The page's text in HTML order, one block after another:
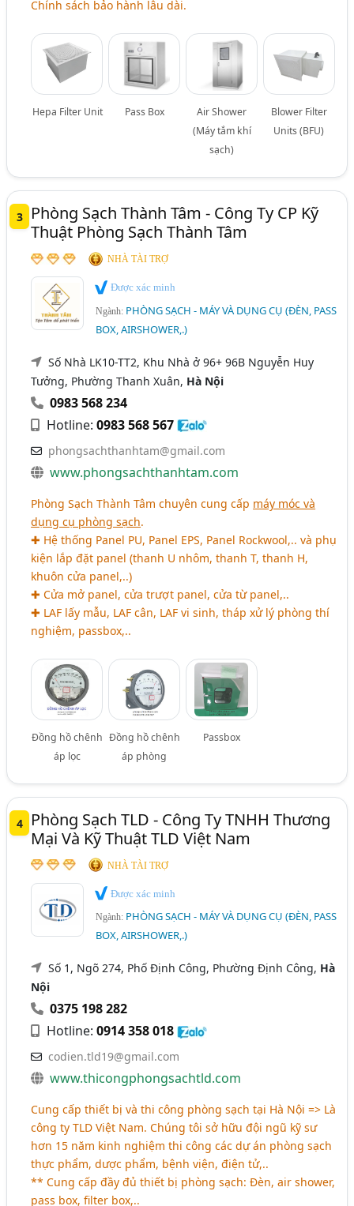
Chính sách bảo hành lâu dài.
Hepa Filter Unit Pass Box
Air Shower
(Máy tắm khí
sạch)
Blower Filter
Units (BFU)
3
Phòng Sạch Thành Tâm - Công Ty CP Kỹ
Thuật Phòng Sạch Thành Tâm
NHÀ TÀI TRỢ
Được xác minh
Ngành: PHÒNG SẠCH - MÁY VÀ DỤNG CỤ (ĐÈN, PASS
BOX, AIRSHOWER,.)
Số Nhà LK10-TT2, Khu Nhà ở 96+ 96B Nguyễn Huy
Tưởng, Phường Thanh Xuân, Hà Nội
0983 568 234
Hotline:0983 568 567
phongsachthanhtam@gmail.com
www.phongsachthanhtam.com
Phòng Sạch Thành Tâm chuyên cung cấp máy móc và
dụng cụ phòng sạch.
✚ Hệ thống Panel PU, Panel EPS, Panel Rockwool,.. và phụ
kiện lắp đặt panel (thanh U nhôm, thanh T, thanh H,
khuôn cửa panel,..)
✚ Cửa mở panel, cửa trượt panel, cửa từ panel,..
✚ LAF lấy mẫu, LAF cân, LAF vi sinh, tháp xử lý phòng thí
nghiệm, passbox,..
Đồng hồ chênh
áp lọc
Đồng hồ chênh
áp phòng
Passbox
4
Phòng Sạch TLD - Công Ty TNHH Thương
Mại Và Kỹ Thuật TLD Việt Nam
NHÀ TÀI TRỢ
Được xác minh
Ngành: PHÒNG SẠCH - MÁY VÀ DỤNG CỤ (ĐÈN, PASS
BOX, AIRSHOWER,.)
Số 1, Ngõ 274, Phố Định Công, Phường Định Công, Hà
Nội
0375 198 282
Hotline:0914 358 018
codien.tld19@gmail.com
www.thicongphongsachtld.com
Cung cấp thiết bị và thi công phòng sạch tại Hà Nội => Là
công ty TLD Việt Nam. Chúng tôi sở hữu đội ngũ kỹ sư
hơn 15 năm kinh nghiệm thi công các dự án phòng sạch
thực phẩm, dược phẩm, bệnh viện, điện tử,..
** Cung cấp đầy đủ thiết bị phòng sạch: Đèn, air shower,
pass box, filter box,..